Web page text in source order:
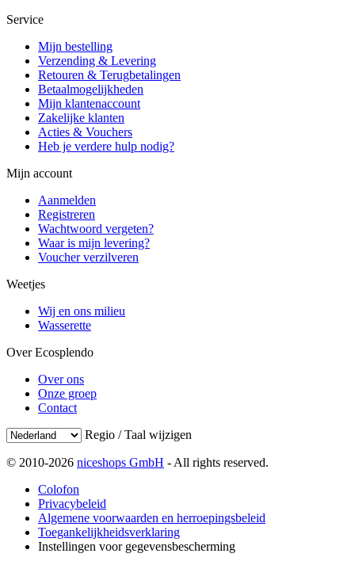
Service
Mijn bestelling
Verzending & Levering
Retouren & Terugbetalingen
Betaalmogelijkheden
Mijn klantenaccount
Zakelijke klanten
Acties & Vouchers
Heb je verdere hulp nodig?
Mijn account
Aanmelden
Registreren
Wachtwoord vergeten?
Waar is mijn levering?
Voucher verzilveren
Weetjes
Wij en ons milieu
Wasserette
Over Ecosplendo
Over ons
Onze groep
Contact
Regio / Taal wijzigen
© 2010-2026 niceshops GmbH - All rights reserved.
Colofon
Privacybeleid
Algemene voorwaarden en herroepingsbeleid
Toegankelijkheidsverklaring
Instellingen voor gegevensbescherming